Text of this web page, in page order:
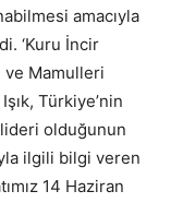
amacıyla
‘Kuru İncir
ve Mamulleri
Türkiye’nin
olduğunun
ilgili bilgi veren
14 Haziran